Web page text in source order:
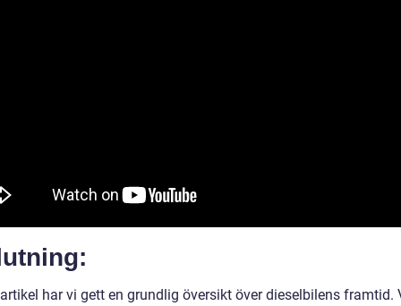
har vi gett en grundlig översikt över dieselbilens framtid.